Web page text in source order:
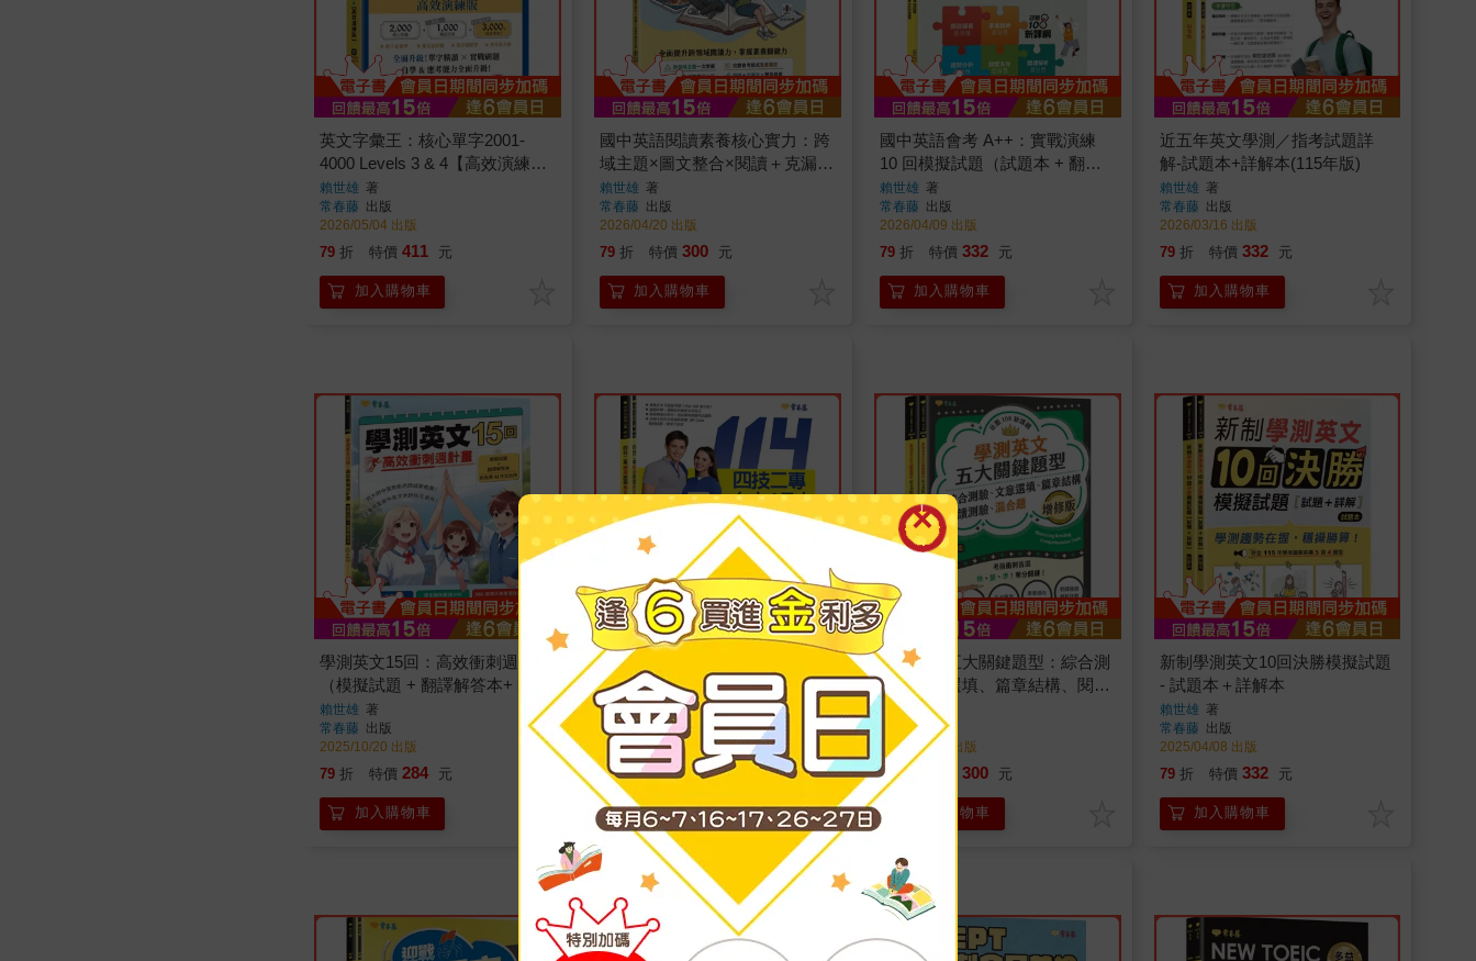
英文字彙王：核心單字2001-
4000 Levels 3 & 4【高效演練
版】
賴世雄 著
常春藤 出版
2026/05/04 出版
79 折 特價 411 元
加入購物車
國中英語閱讀素養核心實力：跨
域主題×圖文整合×閱讀＋克漏字
雙效訓練(試題本+翻譯解析本
+QR Cod線上音檔)
賴世雄 著
常春藤 出版
2026/04/20 出版
79 折 特價 300 元
加入購物車
國中英語會考 A++：實戰演練
10 回模擬試題（試題本 + 翻譯
解析本 + QR Code線上音檔）
賴世雄 著
常春藤 出版
2026/04/09 出版
79 折 特價 332 元
加入購物車
近五年英文學測／指考試題詳
解-試題本+詳解本(115年版)
賴世雄 著
常春藤 出版
2026/03/16 出版
79 折 特價 332 元
加入購物車
學測英文15回：高效衝刺週計畫
（模擬試題 + 翻譯解答本+ 附免
費AI作文批改）
賴世雄 著
常春藤 出版
2025/10/20 出版
79 折 特價 284 元
加入購物車
四技二專統測歷屆英文試題完全
解析-試題本＋詳解本＋QR
Code線上音檔(114年版)
賴世雄著
常春藤
出版
2025/06/13 出版
79 折 特價 253 元
加入購物車
學測英文五大關鍵題型：綜合測
驗、文意選填、篇章結構、閱讀
測驗、混合題(增修版)-試題本＋
詳解本
賴世雄
著
常春藤
出版
2025/06/02 出版
79 折 300 元
加入購物車
新制學測英文10回決勝模擬試題
- 試題本＋詳解本
賴世雄 著
常春藤 出版
2025/04/08 出版
79 折 特價 332 元
加入購物車